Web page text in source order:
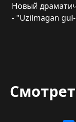
Новый
- "Uzilmagan